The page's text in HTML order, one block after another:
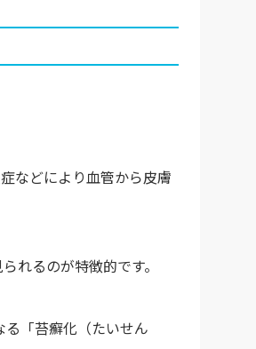
などにより血管から皮膚
れるのが特徴的です。
「苔癬化（たいせん